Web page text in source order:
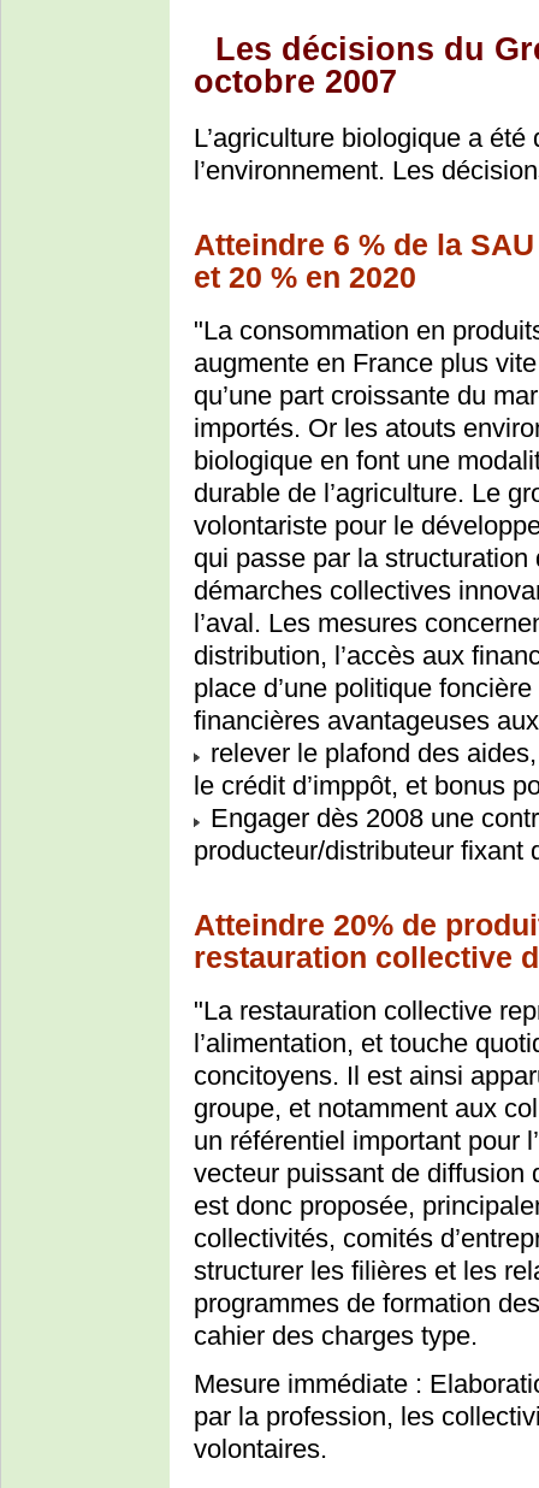
Les décisions du
octobre 2007
L’agriculture biologique a
l’environnement. Les
Atteindre 6 % de la
et 20 % en 2020
"La consommation en
augmente en France plus
qu’une part croissante du
importés. Or les atouts
biologique en font une
durable de l’agriculture. Le
volontariste pour le
qui passe par la
démarches collectives
l’aval. Les mesures
distribution, l’accès aux
place d’une politique
financières avantageuses
relever le plafond des
le crédit d’imppôt, et bonus
Engager dès 2008 une
producteur/distributeur fixant
Atteindre 20% de
restauration collective
"La restauration collective
l’alimentation, et touche
concitoyens. Il est ainsi
groupe, et notamment aux
un référentiel important pour
vecteur puissant de diffusion
est donc proposée,
collectivités, comités
structurer les filières et les
programmes de formation
cahier des charges type.
Mesure immédiate :
par la profession, les
volontaires.